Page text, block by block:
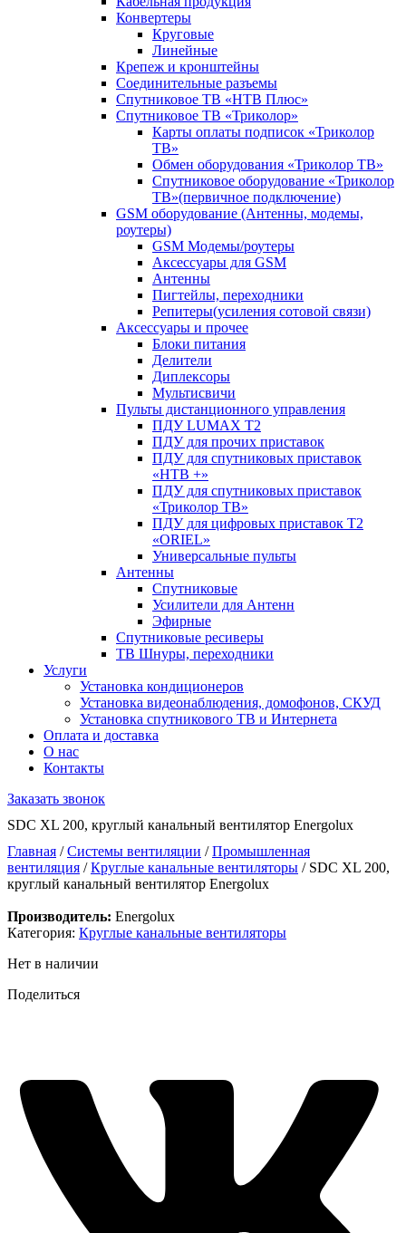
Конвертеры
Круговые
Линейные
Крепеж и кронштейны
Соединительные разъемы
Спутниковое ТВ «НТВ Плюс»
Спутниковое ТВ «Триколор»
Карты оплаты подписок «Триколор
ТВ»
Обмен оборудования «Триколор ТВ»
Спутниковое оборудование «Триколор
ТВ»(первичное подключение)
GSM оборудование (Антенны, модемы,
роутеры)
GSM Модемы/роутеры
Аксессуары для GSM
Антенны
Пигтейлы, переходники
Репитеры(усиления сотовой связи)
Аксессуары и прочее
Блоки питания
Делители
Диплексоры
Мультисвичи
Пульты дистанционного управления
ПДУ LUMAX Т2
ПДУ для прочих приставок
ПДУ для спутниковых приставок
«НТВ +»
ПДУ для спутниковых приставок
«Триколор ТВ»
ПДУ для цифровых приставок Т2
«ORIEL»
Универсальные пульты
Антенны
Спутниковые
Усилители для Антенн
Эфирные
Спутниковые ресиверы
ТВ Шнуры, переходники
Услуги
Установка кондиционеров
Установка видеонаблюдения, домофонов, СКУД
Установка спутникового ТВ и Интернета
Оплата и доставка
О нас
Контакты
Заказать звонок
SDC XL 200, круглый канальный вентилятор Energolux
Главная /Системы вентиляции /Промышленная
вентиляция /Круглые канальные вентиляторы / SDC XL 200,
круглый канальный вентилятор Energolux
Производитель: Energolux
Категория: Круглые канальные вентиляторы
Нет в наличии
Поделиться